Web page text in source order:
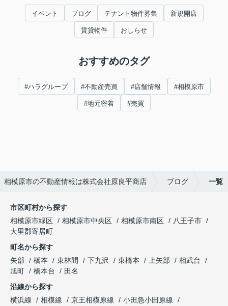
イベント ブログ テナント物件募集 新規開店
賃貸物件 おしらせ
おすすめのタグ
#ハラグループ #不動産売買 #店舗情報 #相模原市
#地元密着 #売買
相模原市の不動産情報は株式会社原良平商店 ブログ 一覧
市区町村から探す
相模原市緑区
相模原市中央区 相模原市南区
八王子市
大里郡寄居町
町名から探す
矢部
橋本 東林間 下九沢 東橋本 上矢部
相武台
旭町
橋本台
田名
沿線から探す
横浜線
相模線 京王相模原線
小田急小田原線